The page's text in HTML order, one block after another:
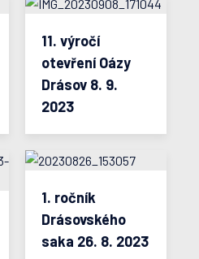
11. výročí
otevření Oázy
Drásov 8. 9.
2023
1. ročník
Drásovského
saka 26. 8. 2023